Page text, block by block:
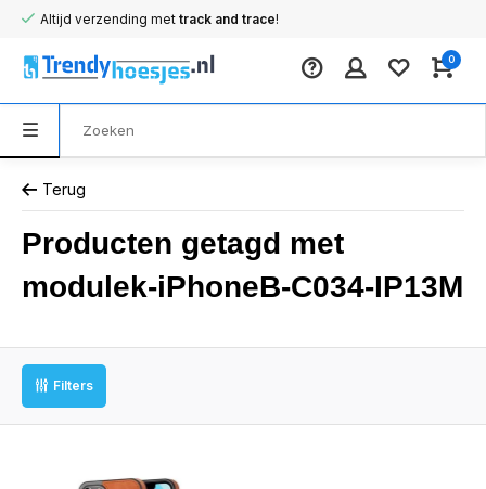
Altijd verzending met track and trace!
0
Terug
Producten getagd met
modulek-iPhoneB-C034-IP13M
Filters